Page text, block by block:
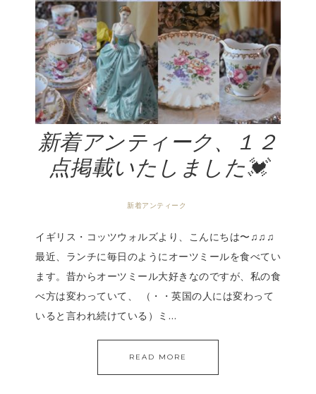
新着アンティーク、１２
点掲載いたしました💓
新着アンティーク
イギリス・コッツウォルズより、こんにちは〜♫♫♫
最近、ランチに毎日のようにオーツミールを食べてい
ます。昔からオーツミール大好きなのですが、私の食
べ方は変わっていて、 （・・英国の人には変わって
いると言われ続けている）ミ…
READ MORE